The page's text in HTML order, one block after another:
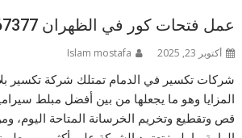
عمل فتحات كور في الظهران 0574867377
أكتوبر 23, 2025 Islam mostafa
شركات تكسير في الدمام تمتلك شركة تكسير
المزايا وهو ما يجعلها من بين أفضل مبلط
قص وتقطيع وتخريم الخرسانة المتاحة اليوم،